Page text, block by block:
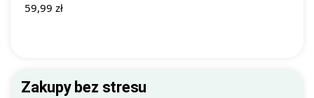
59,99 zł
Zakupy bez stresu